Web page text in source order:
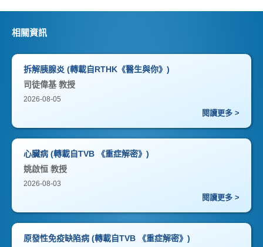
相關資訊
拆解胰腺炎 (轉載自RTHK《醫生與你》)
司徒偉基 教授
2026-08-05
閱讀更多 >
心臟病 (轉載自TVB 《重症解密》)
姚啟恒 教授
2026-08-03
閱讀更多 >
原發性免疫缺陷病 (轉載自TVB 《重症解密》)